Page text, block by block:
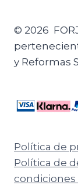
© 2026
y Reformas
Política de
Política de
condiciones